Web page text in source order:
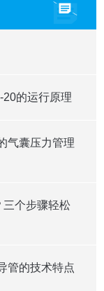
的运行原理
气囊压力管理
个步骤轻松
管的技术特点